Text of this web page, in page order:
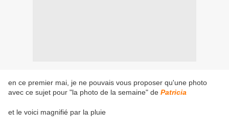
en ce premier mai, je ne pouvais vous proposer qu'une photo
avec ce sujet pour "la photo de la semaine" de Patricia
et le voici magnifié par la pluie